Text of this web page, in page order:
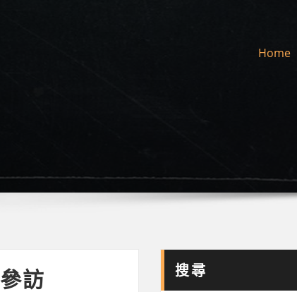
Home
訪 搜尋